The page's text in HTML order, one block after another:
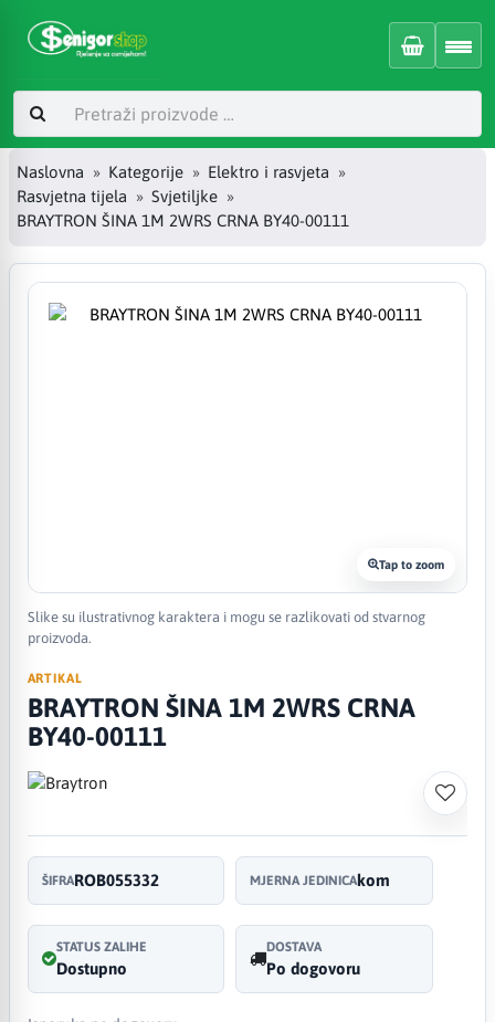
Naslovna Kategorije
Elektro i rasvjeta
Rasvjetna tijela
Svjetiljke
BRAYTRON ŠINA 1M 2WRS CRNA BY40-00111
Tap to zoom
Slike su ilustrativnog karaktera i mogu se razlikovati od stvarnog
proizvoda.
ARTIKAL
BRAYTRON ŠINA 1M 2WRS CRNA
BY40-00111
ŠIFRAROB055332 MJERNA JEDINICAkom
STATUS ZALIHE
Dostupno
DOSTAVA
Po dogovoru